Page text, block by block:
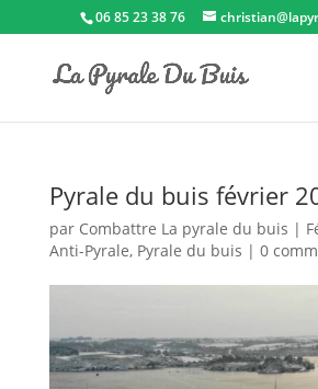
06 85 23 38 76
Pyrale du buis février
par Combattre La pyrale du buis |
Anti-Pyrale, Pyrale du buis | 0